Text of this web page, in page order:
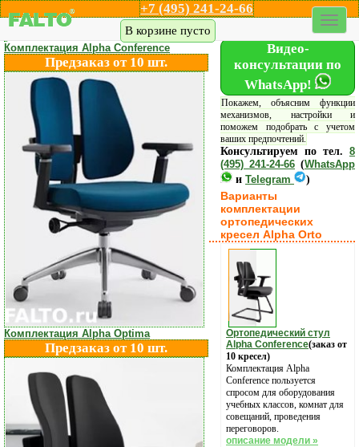
+7 (495) 241-24-66
Каталог кресел Акции
Дилеры
Шоу-рум
ДоставкаВ корзине пусто
Комплектация Alpha Conference
Предзаказ от 10 шт.
Комплектация Alpha Optima
Предзаказ от 10 шт.
Видео-
консультации по
WhatsApp!
Покажем, объясним функции
механизмов, настройки и
поможем подобрать с учетом
ваших предпочтений.
Консультируем по тел. 8
(495) 241-24-66 (WhatsApp
и Telegram )
Варианты
комплектации
ортопедических
кресел Alpha Orto
Ортопедический стул
Alpha Conference(заказ от
10 кресел)
Комплектация Alpha
Conference пользуется
спросом для оборудования
учебных классов, комнат для
совещаний, проведения
переговоров.
описание модели »